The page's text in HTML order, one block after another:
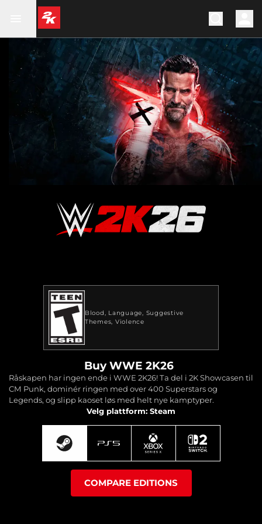
Blood Language Suggestive
Themes Violence
Buy WWE 2K26
Råskapen har ingen ende i WWE 2K26! Ta del i 2K Showcasen til
CM Punk, dominér ringen med over 400 Superstars og
Legends, og slipp kaoset løs med helt nye kamptyper.
Velg plattform: Steam
COMPARE EDITIONS